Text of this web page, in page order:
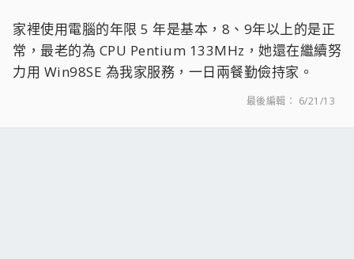
家裡使用電腦的年限 5 年是基本，8、9年以上的是正
常，最老的為 CPU Pentium 133MHz，她還在繼續努
力用 Win98SE 為我家服務，一日兩餐勤儉持家。
最後編輯： 6/21/13